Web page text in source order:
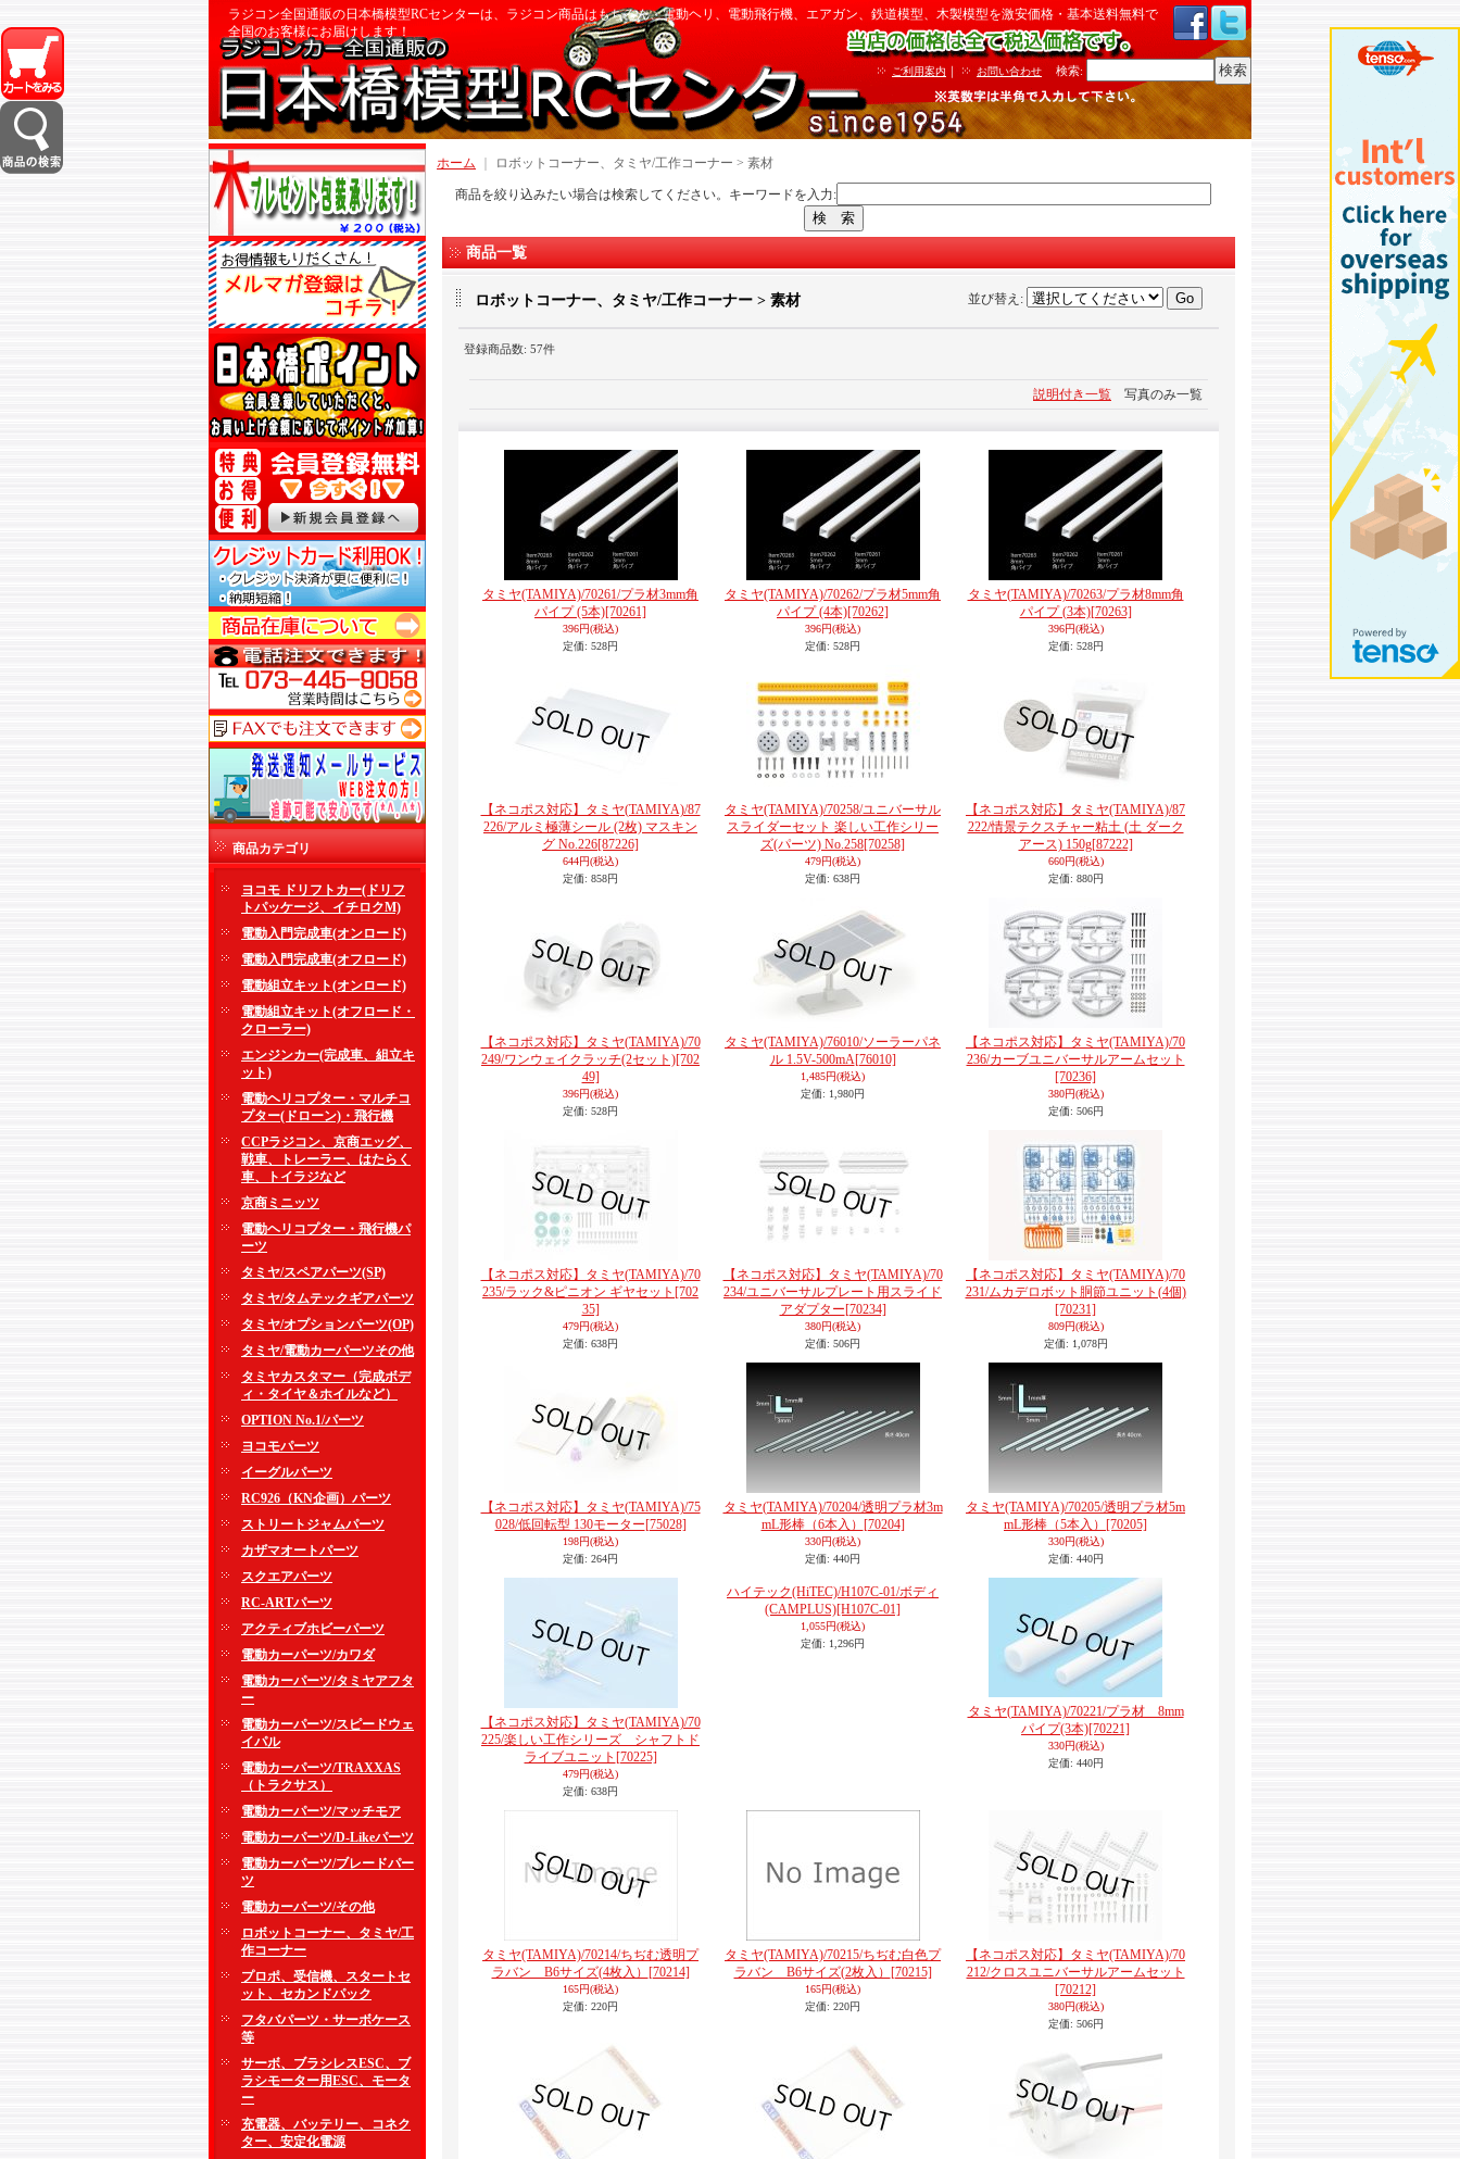
ラジコン全国通販の日本橋模型RCセンターは、ラジコン商品はもちろん、電動ヘリ、電動飛行機、エアガン、鉄道模型、木製模型を激安価格・基本送料無料で
全国のお客様にお届けします！
ご利用案内 ｜ お問い合わせ 検索:
商品カテゴリ
ヨコモ ドリフトカー(ドリフ
トパッケージ、イチロクM)
電動入門完成車(オンロード)
電動入門完成車(オフロード)
電動組立キット(オンロード)
電動組立キット(オフロード・
クローラー)
エンジンカー(完成車、組立キ
ット)
電動ヘリコプター・マルチコ
プター(ドローン)・飛行機
CCPラジコン、京商エッグ、
戦車、トレーラー、はたらく
車、トイラジなど
京商ミニッツ
電動ヘリコプター・飛行機パ
ーツ
タミヤ/スペアパーツ(SP)
タミヤ/タムテックギアパーツ
タミヤ/オプションパーツ(OP)
タミヤ/電動カーパーツその他
タミヤカスタマー（完成ボデ
ィ・タイヤ＆ホイルなど）
OPTION No.1/パーツ
ヨコモパーツ
イーグルパーツ
RC926（KN企画）パーツ
ストリートジャムパーツ
カザマオートパーツ
スクエアパーツ
RC-ARTパーツ
アクティブホビーパーツ
電動カーパーツ/カワダ
電動カーパーツ/タミヤアフタ
ー
電動カーパーツ/スピードウェ
イパル
電動カーパーツ/TRAXXAS
（トラクサス）
電動カーパーツ/マッチモア
電動カーパーツ/D-Likeパーツ
電動カーパーツ/ブレードパー
ツ
電動カーパーツ/その他
ロボットコーナー、タミヤ/工
作コーナー
プロポ、受信機、スタートセ
ット、セカンドパック
フタバパーツ・サーボケース
等
サーボ、ブラシレスESC、ブ
ラシモーター用ESC、モータ
ー
充電器、バッテリー、コネク
ター、安定化電源
ホーム ロボットコーナー、タミヤ/工作コーナー > 素材
商品を絞り込みたい場合は検索してください。キーワードを入力:
商品一覧
ロボットコーナー、タミヤ/工作コーナー > 素材 並び替え :
登録商品数: 57件
説明付き一覧 写真のみ一覧
タミヤ(TAMIYA)/70261/プラ材3mm角
パイプ (5本)[70261]
396円(税込)
定価: 528円
タミヤ(TAMIYA)/70262/プラ材5mm角
パイプ (4本)[70262]
396円(税込)
定価: 528円
タミヤ(TAMIYA)/70263/プラ材8mm角
パイプ (3本)[70263]
396円(税込)
定価: 528円
【ネコポス対応】タミヤ(TAMIYA)/87
226/アルミ極薄シール (2枚) マスキン
グ No.226[87226]
644円(税込)
定価: 858円
タミヤ(TAMIYA)/70258/ユニバーサル
スライダーセット 楽しい工作シリー
ズ(パーツ) No.258[70258]
479円(税込)
定価: 638円
【ネコポス対応】タミヤ(TAMIYA)/87
222/情景テクスチャー粘土 (土 ダーク
アース) 150g[87222]
660円(税込)
定価: 880円
【ネコポス対応】タミヤ(TAMIYA)/70
249/ワンウェイクラッチ(2セット)[702
49]
396円(税込)
定価: 528円
タミヤ(TAMIYA)/76010/ソーラーパネ
ル 1.5V-500mA[76010]
1,485円(税込)
定価: 1,980円
【ネコポス対応】タミヤ(TAMIYA)/70
236/カーブユニバーサルアームセット
[70236]
380円(税込)
定価: 506円
【ネコポス対応】タミヤ(TAMIYA)/70
235/ラック&ピニオン ギヤセット [702
35]
479円(税込)
定価: 638円
【ネコポス対応】タミヤ(TAMIYA)/70
234/ユニバーサルプレート用スライド
アダプター[70234]
380円(税込)
定価: 506円
【ネコポス対応】タミヤ(TAMIYA)/70
231/ムカデロボット胴節ユニット(4個)
[70231]
809円(税込)
定価: 1,078円
【ネコポス対応】タミヤ(TAMIYA)/75
028/低回転型 130モーター[75028]
198円(税込)
定価: 264円
タミヤ(TAMIYA)/70204/透明プラ材3m
mL形棒（6本入） [70204]
330円(税込)
定価: 440円
タミヤ(TAMIYA)/70205/透明プラ材5m
mL形棒（5本入） [70205]
330円(税込)
定価: 440円
【ネコポス対応】タミヤ(TAMIYA)/70
225/楽しい工作シリーズ シャフトド
ライブユニット [70225]
479円(税込)
定価: 638円
ハイテック(HiTEC)/H107C-01/ボディ
(CAMPLUS)[H107C-01]
1,055円(税込)
定価: 1,296円
タミヤ(TAMIYA)/70221/プラ材 8mm
パイプ(3本)[70221]
330円(税込)
定価: 440円
タミヤ(TAMIYA)/70214/ちぢむ透明プ
ラバン B6サイズ(4枚入） [70214]
165円(税込)
定価: 220円
タミヤ(TAMIYA)/70215/ちぢむ白色プ
ラバン B6サイズ(2枚入） [70215]
165円(税込)
定価: 220円
【ネコポス対応】タミヤ(TAMIYA)/70
212/クロスユニバーサルアームセット
[70212]
380円(税込)
定価: 506円